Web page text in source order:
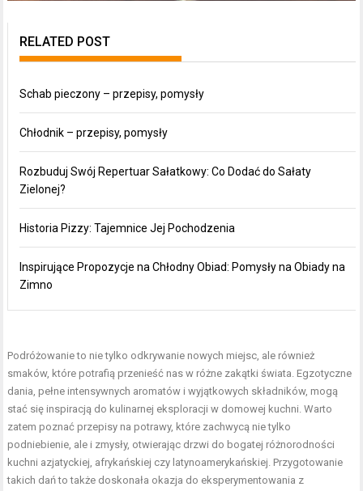
RELATED POST
Schab pieczony – przepisy, pomysły
Chłodnik – przepisy, pomysły
Rozbuduj Swój Repertuar Sałatkowy: Co Dodać do Sałaty
Zielonej?
Historia Pizzy: Tajemnice Jej Pochodzenia
Inspirujące Propozycje na Chłodny Obiad: Pomysły na Obiady na
Zimno
Podróżowanie to nie tylko odkrywanie nowych miejsc, ale również
smaków, które potrafią przenieść nas w różne zakątki świata. Egzotyczne
dania, pełne intensywnych aromatów i wyjątkowych składników, mogą
stać się inspiracją do kulinarnej eksploracji w domowej kuchni. Warto
zatem poznać przepisy na potrawy, które zachwycą nie tylko
podniebienie, ale i zmysły, otwierając drzwi do bogatej różnorodności
kuchni azjatyckiej, afrykańskiej czy latynoamerykańskiej. Przygotowanie
takich dań to także doskonała okazja do eksperymentowania z